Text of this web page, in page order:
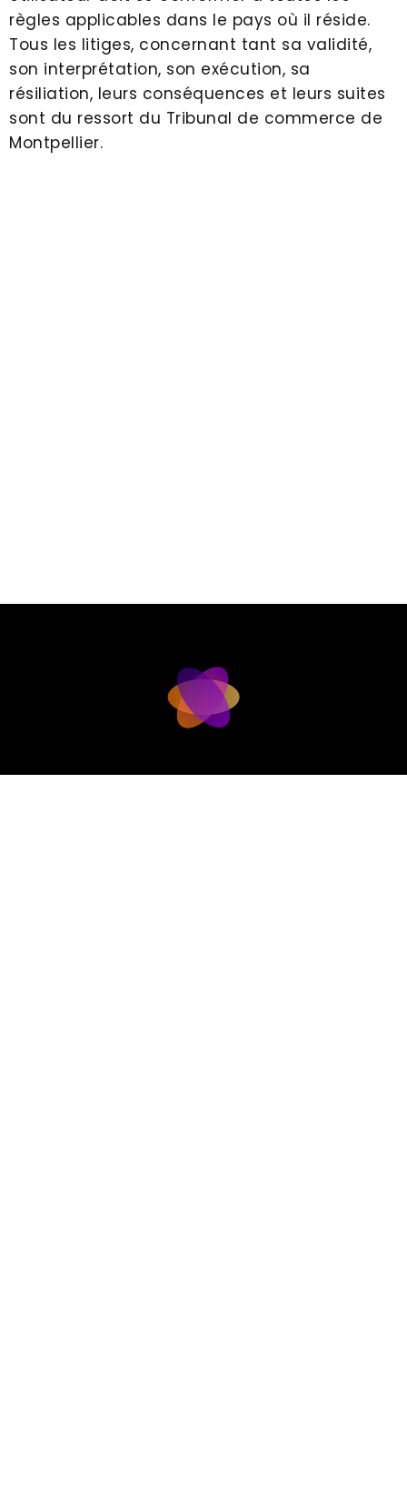
règles applicables dans le pays où il réside.
Tous les litiges, concernant tant sa validité,
son interprétation, son exécution, sa
résiliation, leurs conséquences et leurs suites
sont du ressort du Tribunal de commerce de
Montpellier.